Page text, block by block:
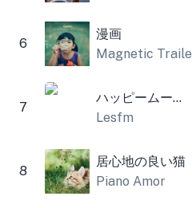
6
漫画
Magnetic Trailer
7
ハッピームードとウクレレ
Lesfm
8
居心地の良い猫
Piano Amor